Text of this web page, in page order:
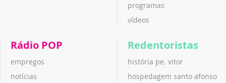
programas
vídeos
Rádio POP
empregos
notícias
Redentoristas
história pe. vitor
hospedagem santo afonso